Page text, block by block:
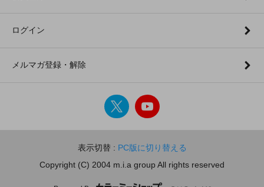
ログイン
メルマガ登録・解除
表示切替 : PC版に切り替える
Copyright (C) 2004 m.i.a group All rights reserved